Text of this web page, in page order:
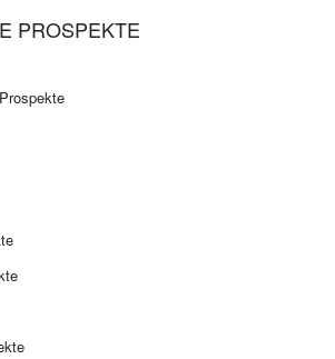
PROSPEKTE